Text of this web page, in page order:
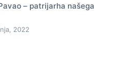
– patrijarha našega
2022